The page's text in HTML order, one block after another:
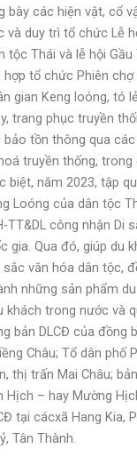
bày các hiện vật, cổ
và duy trì tổ chức Lễ
tộc Thái và lễ hội Gầu
hợp tổ chức Phiên chợ
gian Keng loóng, tó
trang phục truyền
tồn thông qua
truyền thống, trong
biệt, năm 2023, tập
Loóng của dân tộc
TT&DL công nhận Di
gia. Qua đó, giúp du
văn hóa dân tộc,
những sản phẩm
khách trong nước và
bản DLCĐ của đồng
Châu; Tổ dân phố
thị trấn Mai Châu;
Hịch – hay Mường
tại cácxã Hang Kia,
Tân Thành.